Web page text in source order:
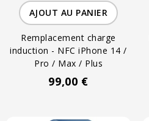
AJOUT AU PANIER
Remplacement charge
induction - NFC iPhone 14 /
Pro / Max / Plus
99,00 €